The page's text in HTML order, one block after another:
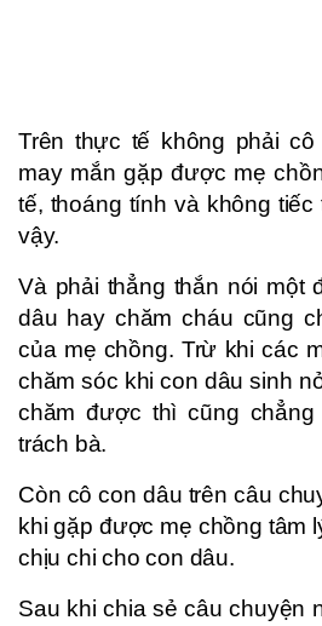
Trên thực tế không phải
may mắn gặp được mẹ
tế, thoáng tính và không
vậy.
Và phải thẳng thắn nói một
dâu hay chăm cháu cũng
của mẹ chồng. Trừ khi các
chăm sóc khi con dâu sinh
chăm được thì cũng
trách bà.
Còn cô con dâu trên câu
khi gặp được mẹ chồng tâm
chịu chi cho con dâu.
Sau khi chia sẻ câu chuyện